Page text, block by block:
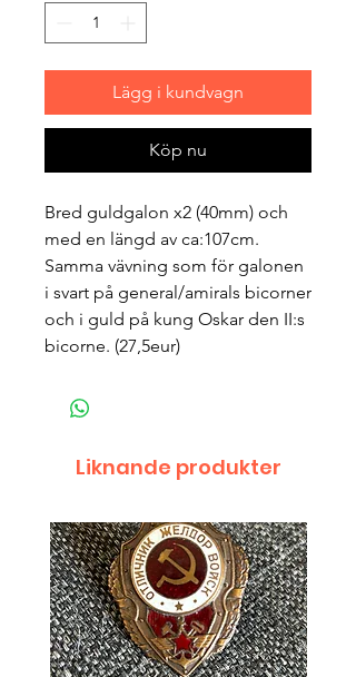
Lägg i kundvagn
Köp nu
Bred guldgalon x2 (40mm) och
med en längd av ca:107cm.
Samma vävning som för galonen
i svart på general/amirals bicorner
och i guld på kung Oskar den II:s
bicorne. (27,5eur)
Liknande produkter